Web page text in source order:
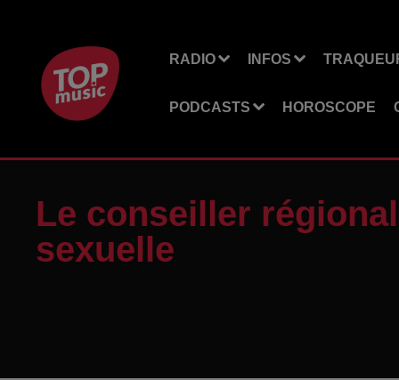
RADIO INFOS
PODCASTS HOROSCOPE
Le conseiller
sexuelle